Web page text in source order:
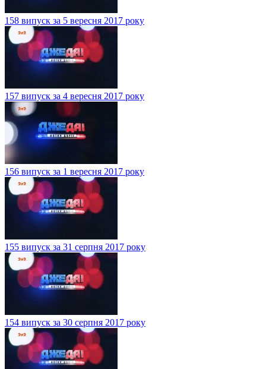
158 випуск за 5 вересня 2017 року
157 випуск за 4 вересня 2017 року
156 випуск за 1 вересня 2017 року
155 випуск за 31 серпня 2017 року
154 випуск за 30 серпня 2017 року